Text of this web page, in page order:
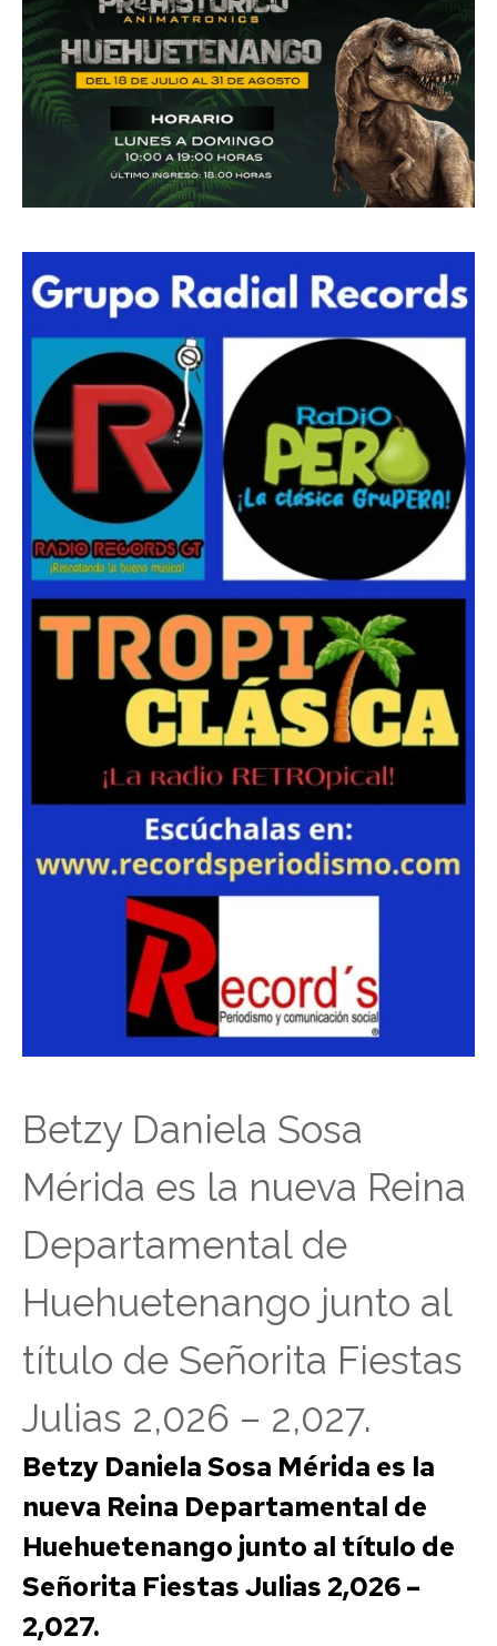
Betzy Daniela Sosa
Mérida es la nueva Reina
Departamental de
Huehuetenango junto al
título de Señorita Fiestas
Julias 2,026 – 2,027.
Betzy Daniela Sosa Mérida es la
nueva Reina Departamental de
Huehuetenango junto al título de
Señorita Fiestas Julias 2,026 –
2,027.